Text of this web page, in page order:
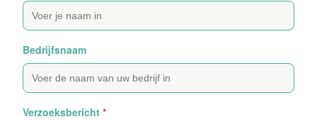
Bedrijfsnaam
Verzoeksbericht *